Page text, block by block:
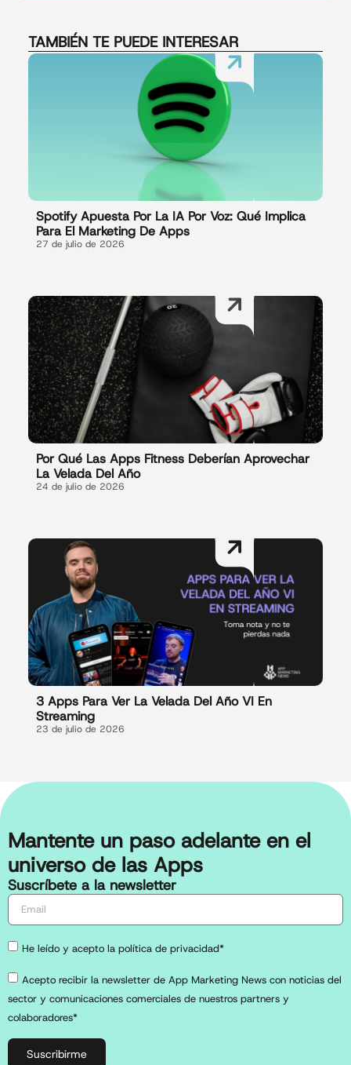
TAMBIÉN TE PUEDE INTERESAR
Spotify Apuesta Por La IA Por Voz: Qué Implica
Para El Marketing De Apps
27 de julio de 2026
Por Qué Las Apps Fitness Deberían Aprovechar
La Velada Del Año
24 de julio de 2026
3 Apps Para Ver La Velada Del Año VI En
Streaming
23 de julio de 2026
Mantente un paso adelante en el
universo de las Apps
Suscríbete a la newsletter
He leído y acepto la política de privacidad*
Acepto recibir la newsletter de App Marketing News con noticias del
sector y comunicaciones comerciales de nuestros partners y
colaboradores*
Suscribirme